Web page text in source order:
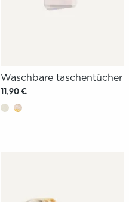
Waschbare taschentücher
11,90 €